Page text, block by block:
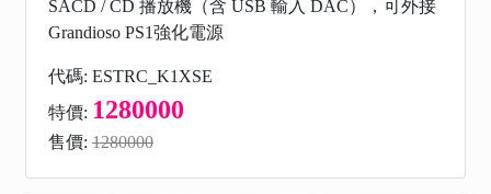
SACD / CD 播放機（含 USB 輸入 DAC），可外接
Grandioso PS1強化電源
代碼: ESTRC_K1XSE
特價: 1280000
售價: 1280000